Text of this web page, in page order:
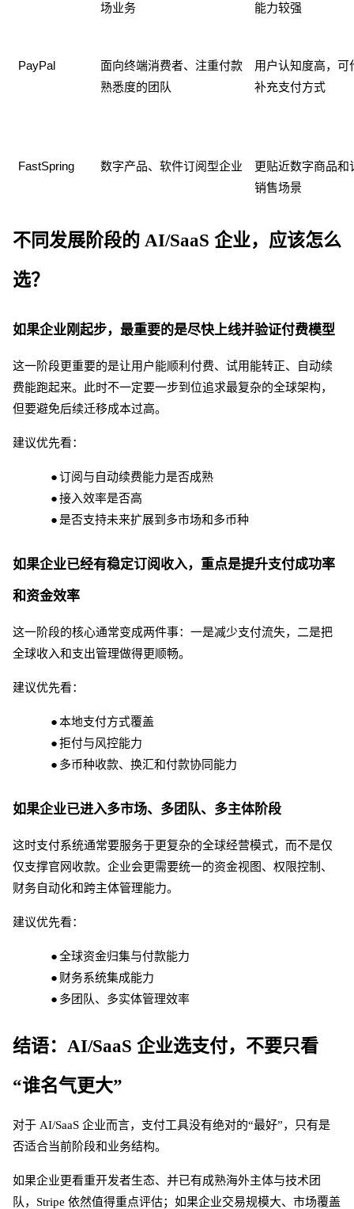
场业务 能力较强
PayPal
面向终端消费者、注重付款
熟悉度的团队
用户认知度高，可
补充支付方式
FastSpring 数字产品、软件订阅型企业
更贴近数字商品和
销售场景
不同发展阶段的 AI/SaaS 企业，应该怎么
选？
如果企业刚起步，最重要的是尽快上线并验证付费模型
这一阶段更重要的是让用户能顺利付费、试用能转正、自动续
费能跑起来。此时不一定要一步到位追求最复杂的全球架构，
但要避免后续迁移成本过高。
建议优先看：
●订阅与自动续费能力是否成熟
●接入效率是否高
●是否支持未来扩展到多市场和多币种
如果企业已经有稳定订阅收入，重点是提升支付成功率
和资金效率
这一阶段的核心通常变成两件事：一是减少支付流失，二是把
全球收入和支出管理做得更顺畅。
建议优先看：
●本地支付方式覆盖
●拒付与风控能力
● 多币种收款、换汇和付款协同能力
如果企业已进入多市场、多团队、多主体阶段
这时支付系统通常要服务于更复杂的全球经营模式，而不是仅
仅支撑官网收款。企业会更需要统一的资金视图、权限控制、
财务自动化和跨主体管理能力。
建议优先看：
●全球资金归集与付款能力
● 财务系统集成能力
● 多团队、多实体管理效率
结语： AI/SaaS 企业选支付，不要只看
“谁名气更大”
对于 AI/SaaS 企业而言，支付工具没有绝对的“最好”，只有是
否适合当前阶段和业务结构。
如果企业更看重开发者生态、并已有成熟海外主体与技术团
队， Stripe 依然值得重点评估；如果企业交易规模大、市场覆盖